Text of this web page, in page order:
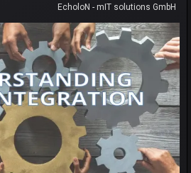
EcholoN - mIT solutions GmbH